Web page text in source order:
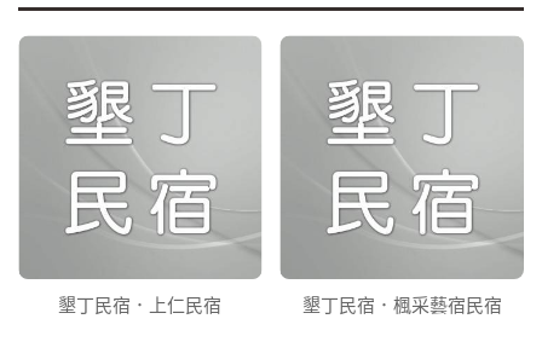
墾丁民宿．上仁民宿 墾丁民宿．楓采藝宿民宿